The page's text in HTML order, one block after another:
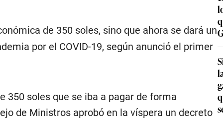
de 350 soles, sino que ahora se dará un
por el COVID-19, según anunció el primer
350 soles que se iba a pagar de forma
de Ministros aprobó en la víspera un decreto